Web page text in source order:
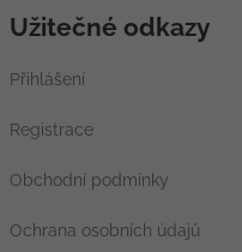
Užitečné odkazy
Přihlášení
Registrace
Obchodní podmínky
Ochrana osobních údajů